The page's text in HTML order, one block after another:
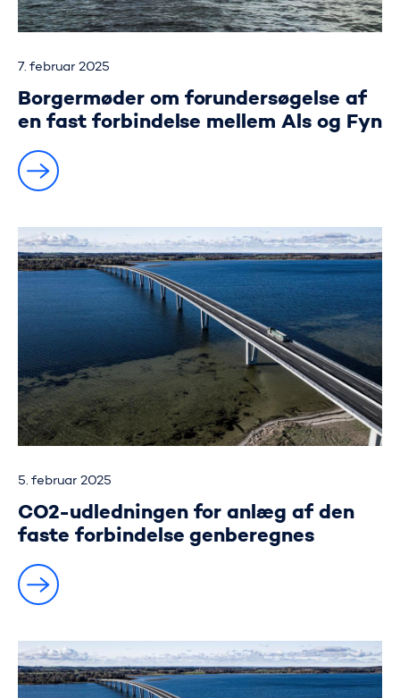
7. februar 2025
Borgermøder om forundersøgelse af
en fast forbindelse mellem Als og Fyn
5. februar 2025
CO2-udledningen for anlæg af den
faste forbindelse genberegnes